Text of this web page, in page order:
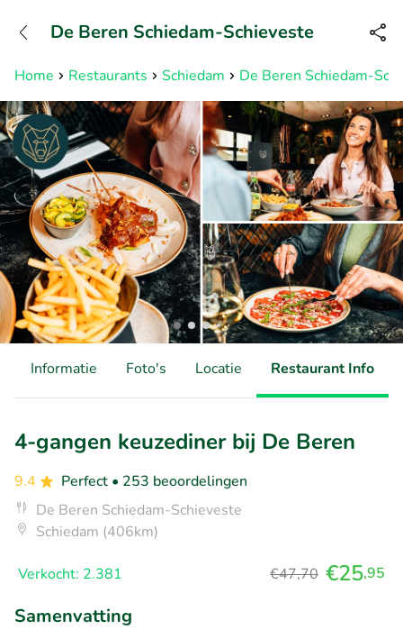
Bereikbaar tot 23:00 uur
Home Restaurants Schiedam De Beren Schiedam-
De Beren Schiedam-Schieveste
Informatie Foto's Locatie Restaurant Info
4-gangen keuzediner bij De Beren
9.4 Perfect • 253 beoordelingen
De Beren Schiedam-Schieveste
Schiedam (406km)
Verkocht: 2.381 €47,70 €25,95
Samenvatting